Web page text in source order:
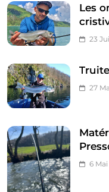
Les
23
27
6